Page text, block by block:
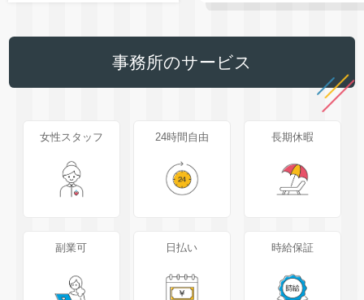
事務所のサービス
女性スタッフ 24時間自由 長期休暇
副業可 日払い 時給保証